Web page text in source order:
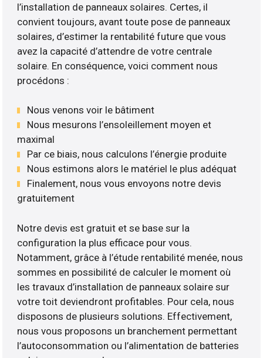
l’installation de panneaux solaires. Certes, il
convient toujours, avant toute pose de panneaux
solaires, d’estimer la rentabilité future que vous
avez la capacité d’attendre de votre centrale
solaire. En conséquence, voici comment nous
procédons :
Nous venons voir le bâtiment
Nous mesurons l’ensoleillement moyen et
maximal
Par ce biais, nous calculons l’énergie produite
Nous estimons alors le matériel le plus adéquat
Finalement, nous vous envoyons notre devis
gratuitement
Notre devis est gratuit et se base sur la
configuration la plus efficace pour vous.
Notamment, grâce à l’étude rentabilité menée, nous
sommes en possibilité de calculer le moment où
les travaux d’installation de panneaux solaire sur
votre toit deviendront profitables. Pour cela, nous
disposons de plusieurs solutions. Effectivement,
nous vous proposons un branchement permettant
l’autoconsommation ou l’alimentation de batteries